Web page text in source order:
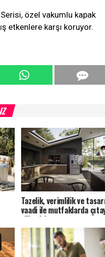
özel vakumlu kapak
etkenlere karşı koruyor.
Tazelik, verimlilik ve
vaadi ile mutfaklarda
yükseltiyor